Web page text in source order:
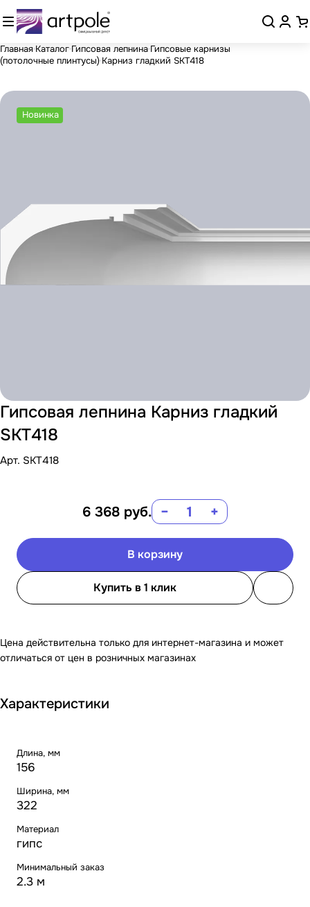
Главная Каталог Гипсовая лепнина Гипсовые карнизы
(потолочные плинтусы) Карниз гладкий SKT418
Новинка
Гипсовая лепнина Карниз гладкий
SKT418
Арт. SKT418
6 368 руб. − +
В корзину
Купить в 1 клик
Цена действительна только для интернет-магазина и может
отличаться от цен в розничных магазинах
Характеристики
Длина, мм
156
Ширина, мм
322
Материал
гипс
Минимальный заказ
2.3 м